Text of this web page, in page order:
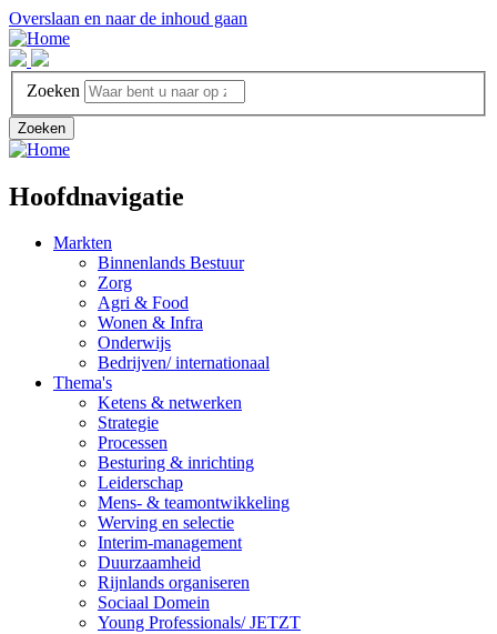
Overslaan en naar de inhoud gaan
Zoeken
Zoeken
Hoofdnavigatie
Markten
Binnenlands Bestuur
Zorg
Agri & Food
Wonen & Infra
Onderwijs
Bedrijven/ internationaal
Thema's
Ketens & netwerken
Strategie
Processen
Besturing & inrichting
Leiderschap
Mens- & teamontwikkeling
Werving en selectie
Interim-management
Duurzaamheid
Rijnlands organiseren
Sociaal Domein
Young Professionals/ JETZT